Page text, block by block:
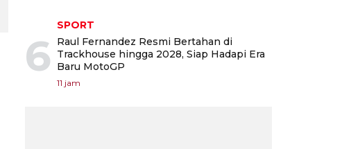
6
SPORT
Raul Fernandez Resmi Bertahan di
Trackhouse hingga 2028, Siap Hadapi Era
Baru MotoGP
11 jam